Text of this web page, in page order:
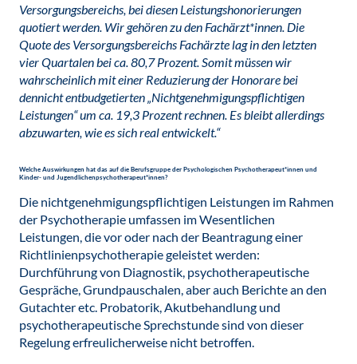
Versorgungsbereichs, bei diesen Leistungs­honorierungen
quotiert werden. Wir gehören zu den Fachärzt*innen. Die
Quote des Versorgungs­bereichs Fachärzte lag in den letzten
vier Quartalen bei ca. 80,7 Prozent. Somit müssen wir
wahrscheinlich mit einer Reduzierung der Honorare bei
dennicht entbudgetierten „Nichtgenehmigungspflichtigen
Leistungen“ um ca. 19,3 Prozent rechnen. Es bleibt allerdings
abzuwarten, wie es sich real entwickelt.“
Welche Auswirkungen hat das auf die Berufsgruppe der Psychologischen Psychotherapeut*innen und
Kinder- und Jugendlichenpsychotherapeut*innen?
Die nichtgenehmigungspflichtigen Leistungen im Rahmen
der Psychotherapie umfassen im Wesentlichen
Leistungen, die vor oder nach der Beantragung einer
Richtlinienpsychotherapie geleistet werden:
Durchführung von Diagnostik, psychotherapeutische
Gespräche, Grundpauschalen, aber auch Berichte an den
Gutachter etc. Probatorik, Akutbehandlung und
psychotherapeutische Sprechstunde sind von dieser
Regelung erfreulicherweise nicht betroffen.